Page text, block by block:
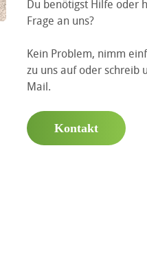
Du benötigst Hilfe oder
Frage an uns?
Kein Problem, nimm
zu uns auf oder schreib
Mail.
Kontakt